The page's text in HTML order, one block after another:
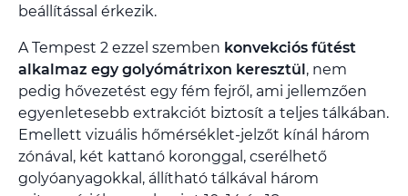
beállítással érkezik.
A Tempest 2 ezzel szemben konvekciós fűtést
alkalmaz egy golyómátrixon keresztül , nem
pedig hővezetést egy fém fejről, ami jellemzően
egyenletesebb extrakciót biztosít a teljes tálkában.
Emellett vizuális hőmérséklet-jelzőt kínál három
zónával, két kattanó koronggal, cserélhető
golyóanyagokkal, állítható tálkával három